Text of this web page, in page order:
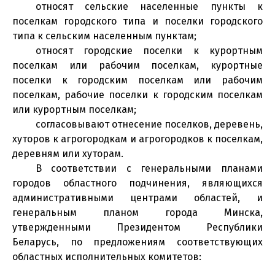
относят сельские населенные пункты к
поселкам городского типа и поселки городского
типа к сельским населенным пунктам;
относят городские поселки к курортным
поселкам или рабочим поселкам, курортные
поселки к городским поселкам или рабочим
поселкам, рабочие поселки к городским поселкам
или курортным поселкам;
согласовывают отнесение поселков, деревень,
хуторов к агрогородкам и агрогородков к поселкам,
деревням или хуторам.
В соответствии с генеральными планами
городов областного подчинения, являющихся
административными центрами областей, и
генеральным планом города Минска,
утвержденными Президентом Республики
Беларусь, по предложениям соответствующих
областных исполнительных комитетов: